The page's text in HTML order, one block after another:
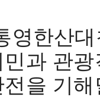
영한산
과 관
을 기해